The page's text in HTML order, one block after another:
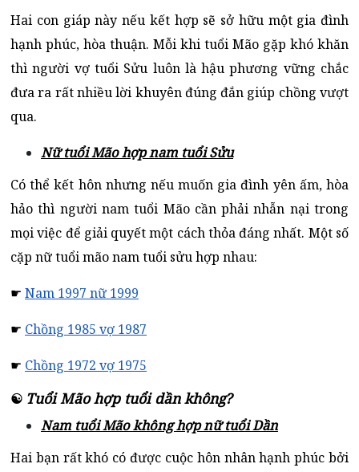
Hai con giáp này nếu kết hợp sẽ sở hữu một gia đình
hạnh phúc, hòa thuận. Mỗi khi tuổi Mão gặp khó khăn
thì người vợ tuổi Sửu luôn là hậu phương vững chắc
đưa ra rất nhiều lời khuyên đúng đắn giúp chồng vượt
qua.
Nữ tuổi Mão hợp nam tuổi Sửu
Có thể kết hôn nhưng nếu muốn gia đình yên ấm, hòa
hảo thì người nam tuổi Mão cần phải nhẫn nại trong
mọi việc để giải quyết một cách thỏa đáng nhất. Một số
cặp nữ tuổi mão nam tuổi sửu hợp nhau:
☛ Nam 1997 nữ 1999
☛ Chồng 1985 vợ 1987
☛ Chồng 1972 vợ 1975
☯ Tuổi Mão hợp tuổi dần không?
Nam tuổi Mão không hợp nữ tuổi Dần
Hai bạn rất khó có được cuộc hôn nhân hạnh phúc bởi